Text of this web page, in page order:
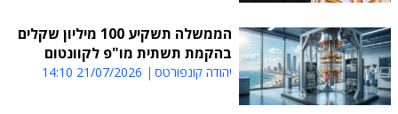
הממשלה תשקיע 100 מיליון שקלים
בהקמת תשתית מו"פ לקוונטום
יהודה קונפורטס 21/07/2026 14:10